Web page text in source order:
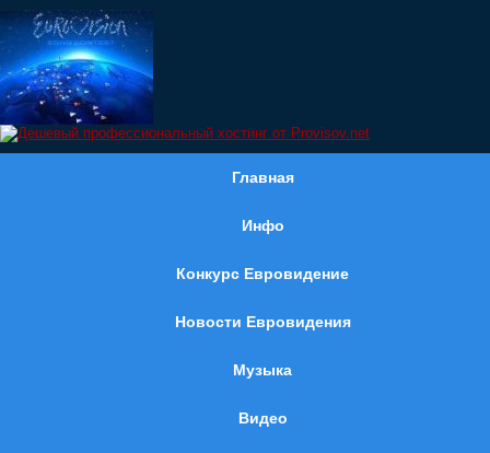
Главная
Инфо
Конкурс Евровидение
Новости Евровидения
Музыка
Видео